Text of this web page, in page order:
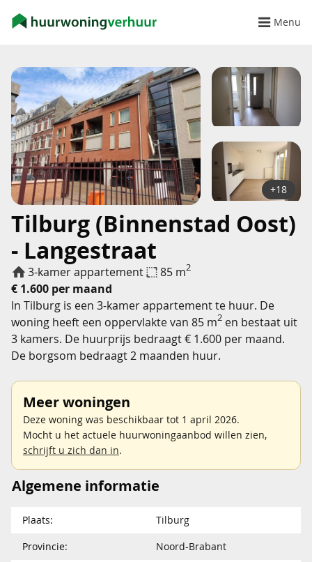
Menu
Tilburg (Binnenstad Oost)
- Langestraat
3-kamer appartement 85 m2
€ 1.600 per maand
+18
In Tilburg is een 3-kamer appartement te huur. De
woning heeft een oppervlakte van 85 m2 en bestaat uit
3 kamers. De huurprijs bedraagt € 1.600 per maand.
De borgsom bedraagt 2 maanden huur.
Meer woningen
Deze woning was beschikbaar tot 1 april 2026.
Mocht u het actuele huurwoningaanbod willen zien,
schrijft u zich dan in.
Algemene informatie
Plaats:
Tilburg
Provincie:
Noord-Brabant